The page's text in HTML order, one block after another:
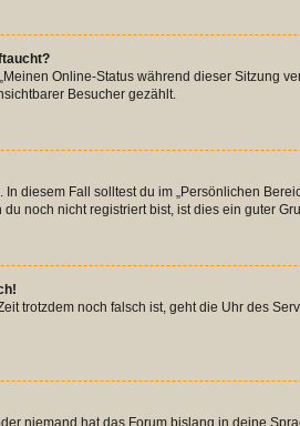
Online-Status während dieser Sitzung
Besucher gezählt.
diesem Fall solltest du im „Persönlichen
noch nicht registriert bist, ist dies ein guter
trotzdem noch falsch ist, geht die Uhr des